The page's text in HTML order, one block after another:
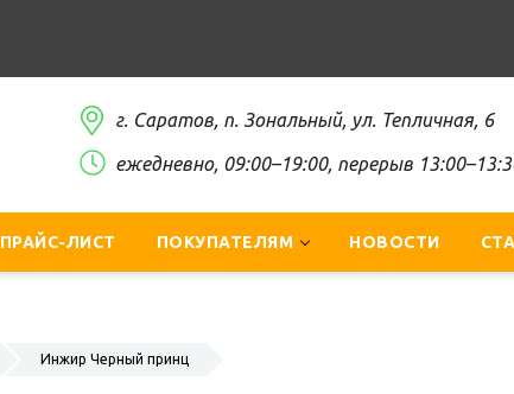
г. Саратов, п. Зональный, ул. Тепличная, 6
ежедневно, 09:00–19:00, перерыв
ПРАЙС-ЛИСТ ПОКУПАТЕЛЯМ НОВОСТИ
Инжир Черный принц